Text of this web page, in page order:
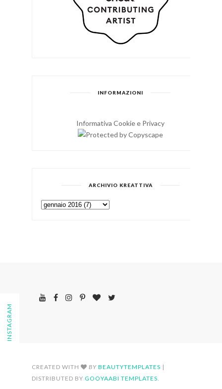
INFORMAZIONI
Informativa Cookie e Privacy
ARCHIVIO KREATTIVA
FOLLOW ON INSTAGRAM CREATED WITH BY BEAUTYTEMPLATES |
DISTRIBUTED BY GOOYAABI TEMPLATES.